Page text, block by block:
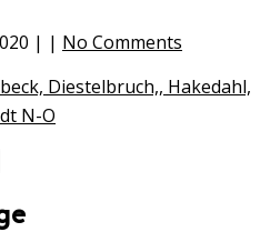
| | No Comments
Diestelbruch,, Hakedahl,
N-O